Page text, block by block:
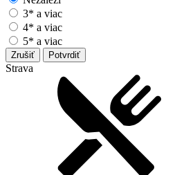
3* a viac
4* a viac
5* a viac
Zrušiť Potvrdiť
Strava